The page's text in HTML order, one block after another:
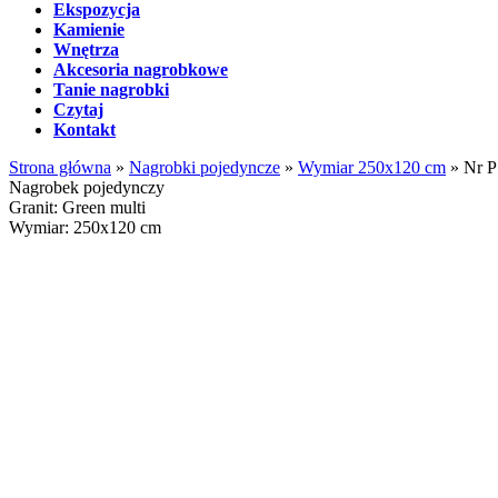
Ekspozycja
Kamienie
Wnętrza
Akcesoria nagrobkowe
Tanie nagrobki
Czytaj
Kontakt
Strona główna » Nagrobki pojedyncze » Wymiar 250x120 cm » Nr
Nagrobek pojedynczy
Granit: Green multi
Wymiar: 250x120 cm